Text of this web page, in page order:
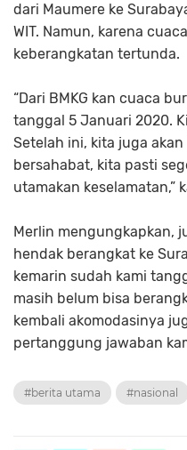
dari Maumere ke
WIT. Namun, karena
keberangkatan tertunda.
“Dari BMKG kan cuaca
tanggal 5 Januari 2020.
Setelah ini, kita juga
bersahabat, kita pasti
utamakan keselamatan,”
Merlin mengungkapkan,
hendak berangkat ke
kemarin sudah kami
masih belum bisa
kembali akomodasinya
pertanggung jawaban
#berita utama #nasional